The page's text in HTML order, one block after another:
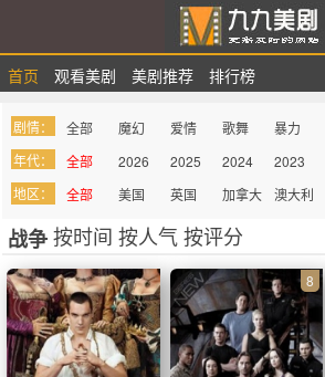
九九美剧
首页 观看美剧 美剧推荐 排行榜
剧情： 全部 魔幻 爱情 歌舞 暴力
战争 惊悚 悬疑 律政 家庭
科幻 青春 都市 迷你剧 谍战
西部 血腥 罪案 综艺
吸血鬼 同性 史诗 古装 历史
动画 动作 剧情 冒险 传记
情景喜
年代： 全部 2026 2025 2024 2023
2021 2020 2019 2018 2017
2015 2014 2013 2012
2009 more
地区： 全部 美国 英国 加拿大
澳大利
法国 德国 巴西 意大利
其它
战争按时间 按人气 按评分
8